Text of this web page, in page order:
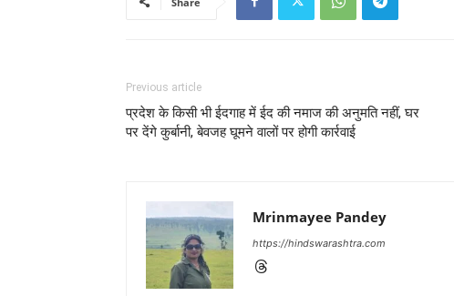
Previous article
प्रदेश के किसी भी ईदगाह में ईद की नमाज की अनुमति नहीं, घर
पर देंगे कुर्बानी, बेवजह घूमने वालों पर होगी कार्रवाई
Mrinmayee Pandey
https://hindswarashtra.com